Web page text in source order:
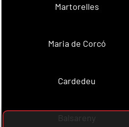
Martorelles
Maria de Corcó
Cardedeu
Balsareny